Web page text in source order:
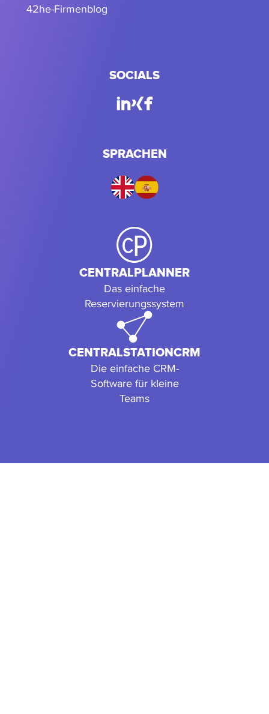
42he-Firmenblog
SOCIALS
SPRACHEN
CENTRALPLANNER
Das einfache
Reservierungssystem
CENTRALSTATIONCRM
Die einfache CRM-
Software für kleine
Teams